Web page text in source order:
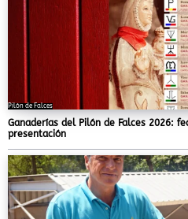
Pilón de Falces
Ganaderías del Pilón de Falces 2026:
presentación